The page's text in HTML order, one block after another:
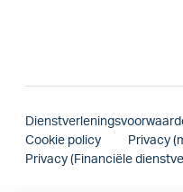
Cookie policy
Privacy
Privacy (Financiële